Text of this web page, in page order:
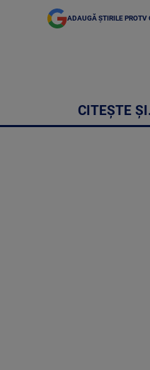
ADAUGĂ ȘTIRILE PROTV
CITEȘTE